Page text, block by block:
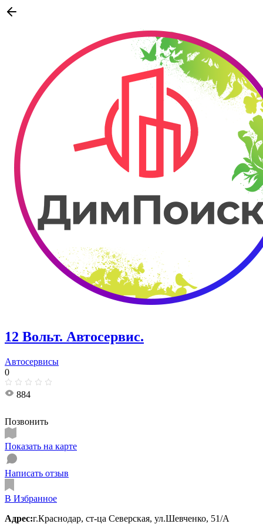
12 Вольт. Автосервис.
Автосервисы
0
884
Позвонить
Показать на карте
Написать отзыв
В Избранное
Адрес:г.Краснодар, ст-ца Северская, ул.Шевченко, 51/А